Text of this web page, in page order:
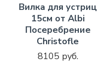
Вилка для устриц
15см от Albi
Посеребрение
Christofle
8105 руб.